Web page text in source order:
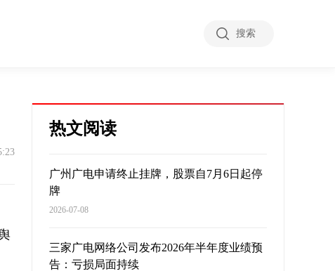
搜索
热文阅读
广州广电申请终止挂牌，股票自7月6日起停
牌
2026-07-08
三家广电网络公司发布2026年半年度业绩预
告：亏损局面持续